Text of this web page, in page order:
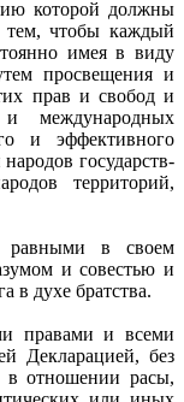
которой должны
тем, чтобы каждый
имея в виду
просвещения и
прав и свобод и
международных
и эффективного
государств-
территорий,
равными в своем
и совестью и
в духе братства.
правами и всеми
Декларацией, без
в отношении расы,